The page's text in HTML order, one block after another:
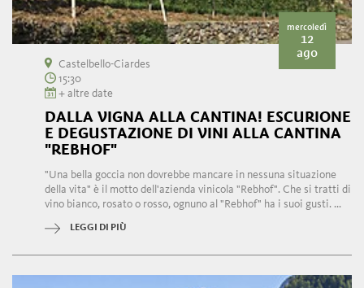
mercoledì
12
ago
Castelbello-Ciardes
15:30
+ altre date
DALLA VIGNA ALLA CANTINA! ESCURIONE
E DEGUSTAZIONE DI VINI ALLA CANTINA
"REBHOF"
"Una bella goccia non dovrebbe mancare in nessuna situazione
della vita" è il motto dell'azienda vinicola "Rebhof". Che si tratti di
vino bianco, rosato o rosso, ognuno al "Rebhof" ha i suoi gusti. ...
LEGGI DI PIÙ